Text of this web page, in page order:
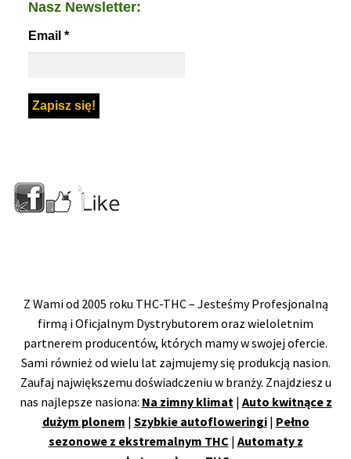
Nasz Newsletter:
Email *
Z Wami od 2005 roku THC-THC – Jesteśmy Profesjonalną
firmą i Oficjalnym Dystrybutorem oraz wieloletnim
partnerem producentów, których mamy w swojej ofercie.
Sami również od wielu lat zajmujemy się produkcją nasion.
Zaufaj największemu doświadczeniu w branży. Znajdziesz u
nas najlepsze nasiona: Na zimny klimat| Auto kwitnące z
dużym plonem | Szybkie autofloweringi| Pełno
sezonowe z ekstremalnym THC | Automaty z